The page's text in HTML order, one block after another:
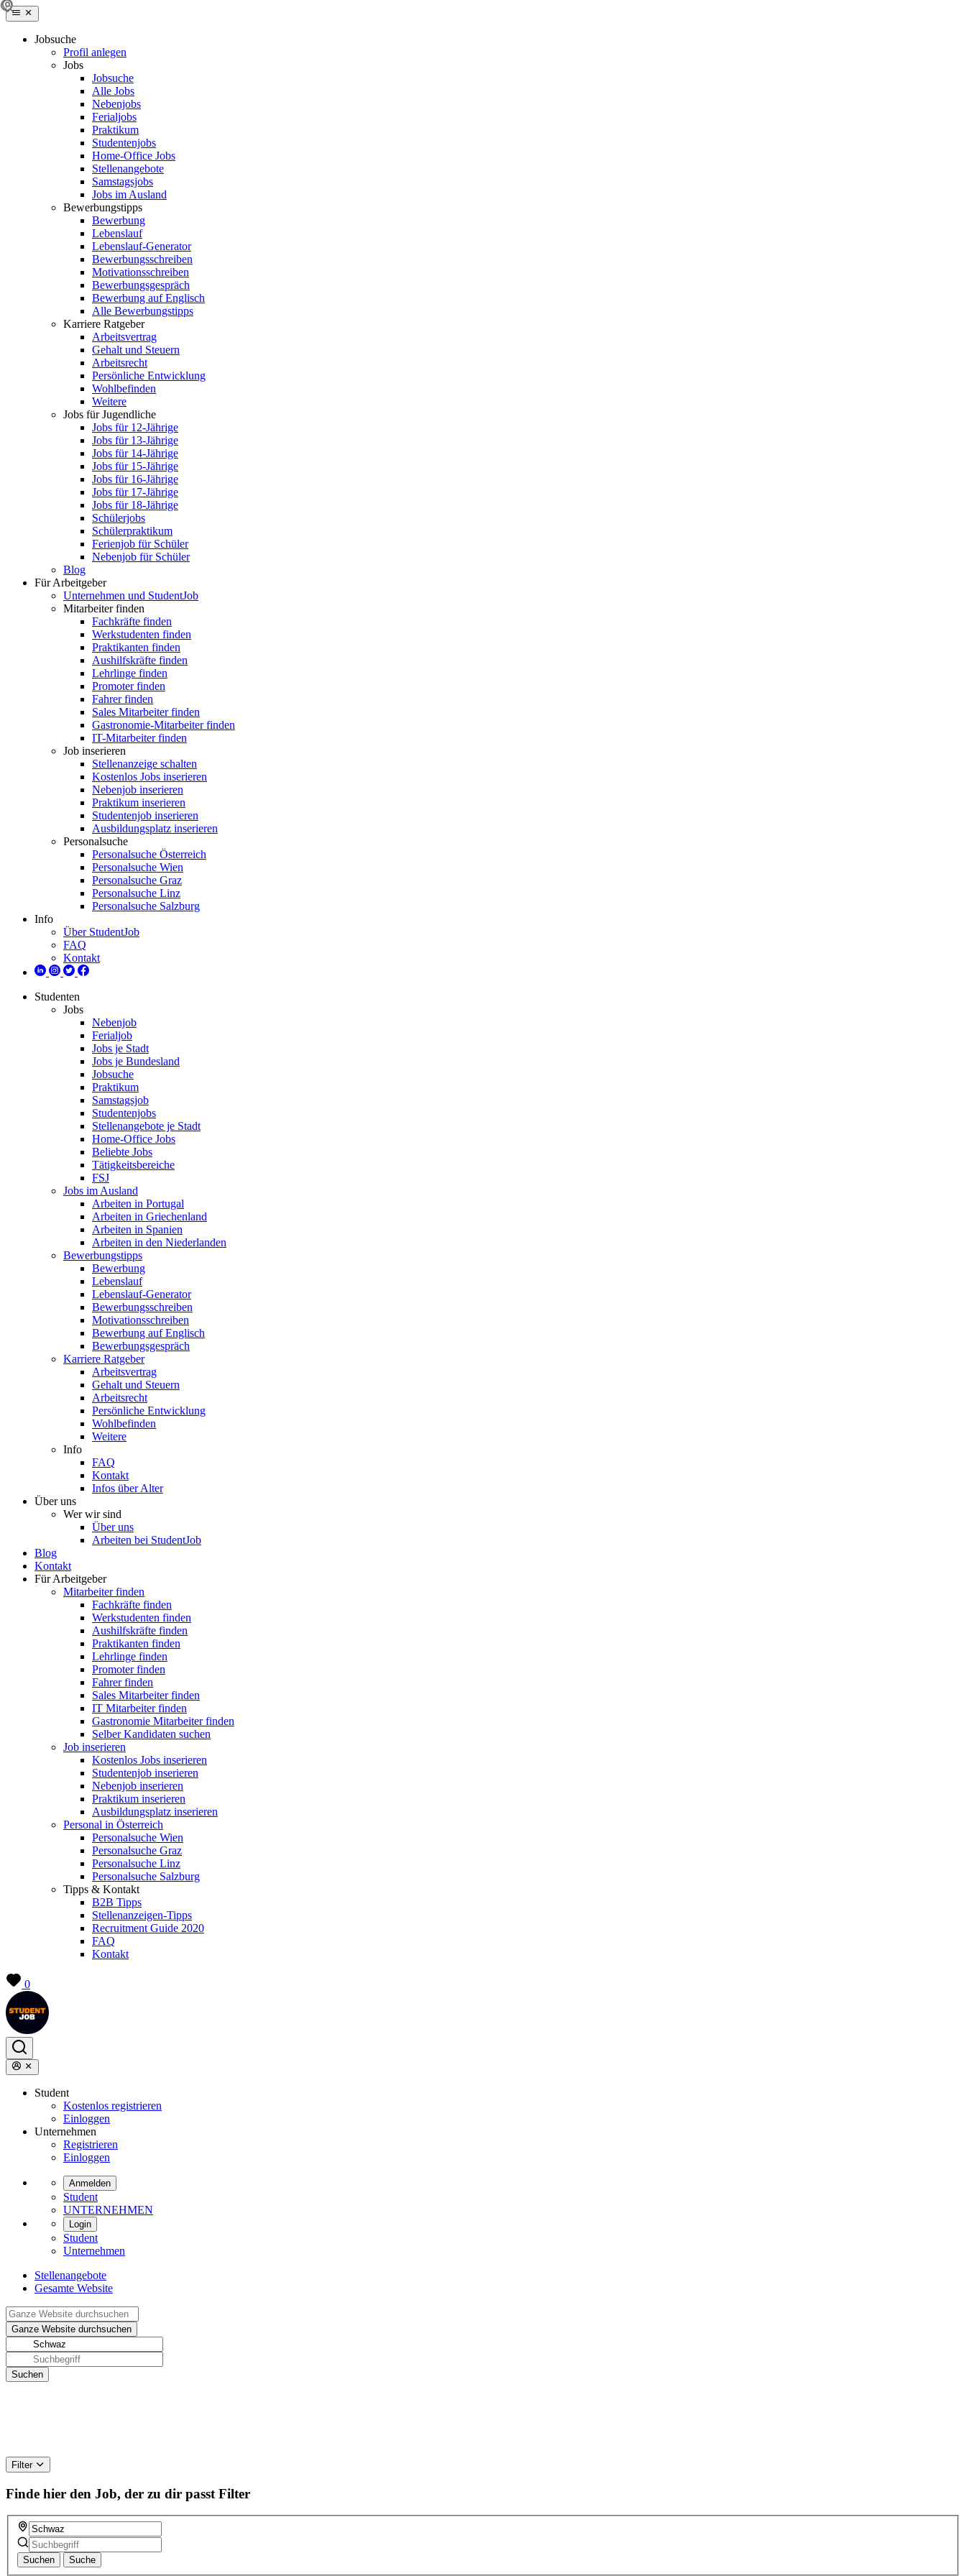
Jobsuche
Profil anlegen
Jobs
Jobsuche
Alle Jobs
Nebenjobs
Ferialjobs
Praktikum
Studentenjobs
Home-Office Jobs
Stellenangebote
Samstagsjobs
Jobs im Ausland
Bewerbungstipps
Bewerbung
Lebenslauf
Lebenslauf-Generator
Bewerbungsschreiben
Motivationsschreiben
Bewerbungsgespräch
Bewerbung auf Englisch
Alle Bewerbungstipps
Karriere Ratgeber
Arbeitsvertrag
Gehalt und Steuern
Arbeitsrecht
Persönliche Entwicklung
Wohlbefinden
Weitere
Jobs für Jugendliche
Jobs für 12-Jährige
Jobs für 13-Jährige
Jobs für 14-Jährige
Jobs für 15-Jährige
Jobs für 16-Jährige
Jobs für 17-Jährige
Jobs für 18-Jährige
Schülerjobs
Schülerpraktikum
Ferienjob für Schüler
Nebenjob für Schüler
Blog
Für Arbeitgeber
Unternehmen und StudentJob
Mitarbeiter finden
Fachkräfte finden
Werkstudenten finden
Praktikanten finden
Aushilfskräfte finden
Lehrlinge finden
Promoter finden
Fahrer finden
Sales Mitarbeiter finden
Gastronomie-Mitarbeiter finden
IT-Mitarbeiter finden
Job inserieren
Stellenanzeige schalten
Kostenlos Jobs inserieren
Nebenjob inserieren
Praktikum inserieren
Studentenjob inserieren
Ausbildungsplatz inserieren
Personalsuche
Personalsuche Österreich
Personalsuche Wien
Personalsuche Graz
Personalsuche Linz
Personalsuche Salzburg
Info
Über StudentJob
FAQ
Kontakt
Studenten
Jobs
Nebenjob
Ferialjob
Jobs je Stadt
Jobs je Bundesland
Jobsuche
Praktikum
Samstagsjob
Studentenjobs
Stellenangebote je Stadt
Home-Office Jobs
Beliebte Jobs
Tätigkeitsbereiche
FSJ
Jobs im Ausland
Arbeiten in Portugal
Arbeiten in Griechenland
Arbeiten in Spanien
Arbeiten in den Niederlanden
Bewerbungstipps
Bewerbung
Lebenslauf
Lebenslauf-Generator
Bewerbungsschreiben
Motivationsschreiben
Bewerbung auf Englisch
Bewerbungsgespräch
Karriere Ratgeber
Arbeitsvertrag
Gehalt und Steuern
Arbeitsrecht
Persönliche Entwicklung
Wohlbefinden
Weitere
Info
FAQ
Kontakt
Infos über Alter
Über uns
Wer wir sind
Über uns
Arbeiten bei StudentJob
Blog
Kontakt
Für Arbeitgeber
Mitarbeiter finden
Fachkräfte finden
Werkstudenten finden
Aushilfskräfte finden
Praktikanten finden
Lehrlinge finden
Promoter finden
Fahrer finden
Sales Mitarbeiter finden
IT Mitarbeiter finden
Gastronomie Mitarbeiter finden
Selber Kandidaten suchen
Job inserieren
Kostenlos Jobs inserieren
Studentenjob inserieren
Nebenjob inserieren
Praktikum inserieren
Ausbildungsplatz inserieren
Personal in Österreich
Personalsuche Wien
Personalsuche Graz
Personalsuche Linz
Personalsuche Salzburg
Tipps & Kontakt
B2B Tipps
Stellenanzeigen-Tipps
Recruitment Guide 2020
FAQ
Kontakt
0
Student
Kostenlos registrieren
Einloggen
Unternehmen
Registrieren
Einloggen
Anmelden
Student
UNTERNEHMEN
Login
Student
Unternehmen
Stellenangebote
Gesamte Website
Filter
Finde hier den Job, der zu dir passt Filter
Suchen Suche